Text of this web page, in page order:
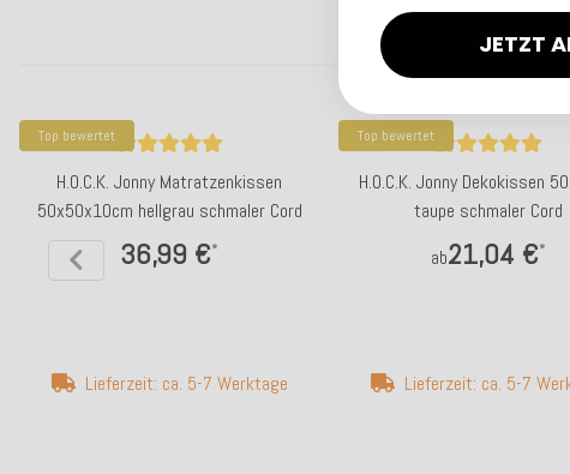
Top bewertet
H.O.C.K. Jonny Matratzenkissen
50x50x10cm hellgrau schmaler Cord
36,99 €*
Lieferzeit: ca. 5-7 Werktage
Top bewertet
H.O.C.K. Jonny Dekokissen
taupe schmaler Cord
ab21,04 €*
Lieferzeit: ca. 5-7
JETZT